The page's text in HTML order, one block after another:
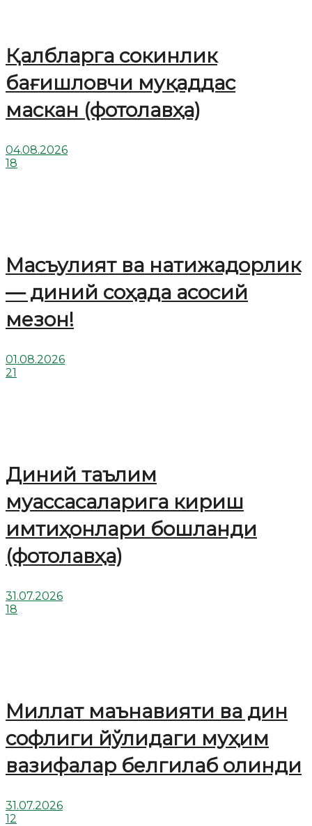
Қалбларга сокинлик
бағишловчи муқаддас
маскан (фотолавҳа)
04.08.2026
18
Масъулият ва натижадорлик
— диний соҳада асосий
мезон!
01.08.2026
21
Диний таълим
муассасаларига кириш
имтиҳонлари бошланди
(фотолавҳа)
31.07.2026
18
Миллат маънавияти ва дин
софлиги йўлидаги муҳим
вазифалар белгилаб олинди
31.07.2026
12